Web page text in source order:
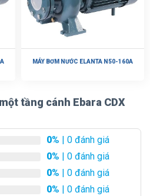
MÁY BƠM NƯỚC ELANTA N50-160A
tầng cánh Ebara CDX
0% | 0 đánh giá
0% | 0 đánh giá
0% | 0 đánh giá
0% | 0 đánh giá